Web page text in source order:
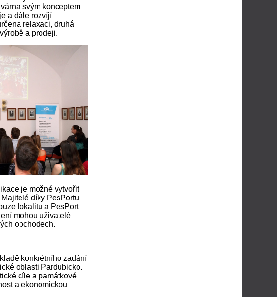
svým konceptem
a dále rozvíjí
relaxaci, druhá
a prodeji.
je možné vytvořit
díky PesPortu
lokalitu a PesPort
mohou uživatelé
obchodech.
konkrétního zadání
oblasti Pardubicko.
cíle a památkové
a ekonomickou